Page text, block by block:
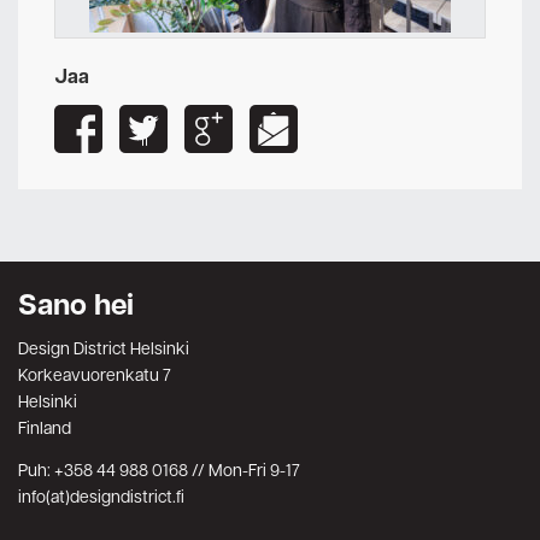
Jaa
Sano hei
Design District Helsinki
Korkeavuorenkatu 7
Helsinki
Finland
Puh: +358 44 988 0168 // Mon-Fri 9-17
info(at)designdistrict.fi